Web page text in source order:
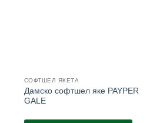
СОФТШЕЛ ЯКЕТА
Дамско софтшел яке PAYPER
GALE